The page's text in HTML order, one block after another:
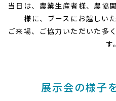
当日は、農業生産者様、農協
様に、ブースにお越しい
ご来場、ご協力いただいた多
す。
展示会の様子